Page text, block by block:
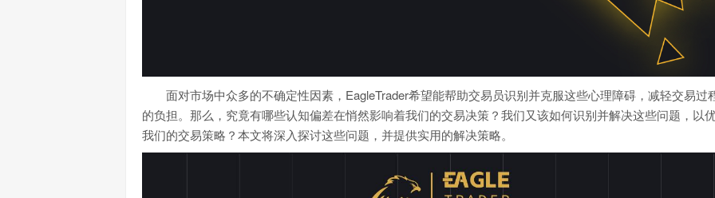
面对市场中众多的不确定性因素，EagleTrader希望能帮助交易员识别并克服这些心理障碍，减轻交易过
的负担。那么，究竟有哪些认知偏差在悄然影响着我们的交易决策？我们又该如何识别并解决这些问题，以
我们的交易策略？本文将深入探讨这些问题，并提供实用的解决策略。